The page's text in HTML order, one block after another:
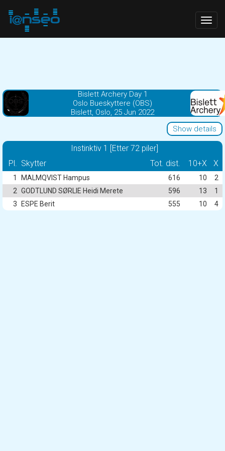
Bislett Archery Day 1
Oslo Bueskyttere (OBS)
Bislett, Oslo, 25 Jun 2022
Show details
Instinktiv 1 [Etter 72 piler]
Pl. Skytter Tot. dist. 10+X X
1 MALMQVIST Hampus 616 10
2
2 GODTLUND SØRLIE Heidi Merete 596 13
1
3
ESPE Berit 555 10 4